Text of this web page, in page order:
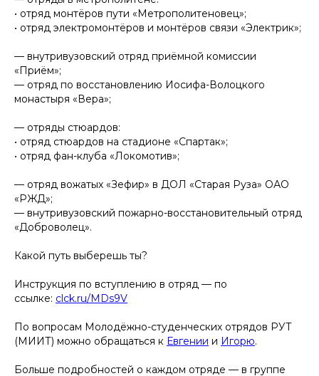
• отряд монтёров пути «Метрополитеновец»;
• отряд электромонтёров и монтёров связи «Электрик»;
— внутривузовский отряд приёмной комиссии
«Приём»;
— отряд по восстановлению Иосифа-Волоцкого
монастыря «Вера»;
— отряды стюардов:
• отряд стюардов на стадионе «Спартак»;
• отряд фан-клуба «Локомотив»;
— отряд вожатых «Зефир» в ДОЛ «Старая Руза» ОАО
«РЖД»;
— внутривузовский пожарно-восстановительный отряд
«Доброволец».
Какой путь выберешь ты?
Инструкция по вступлению в отряд — по
ссылке: clck.ru/MDs9V
По вопросам Молодёжно-студенческих отрядов РУТ
(МИИТ) можно обращаться к Евгении и Игорю.
Больше подробностей о каждом отряде — в группе